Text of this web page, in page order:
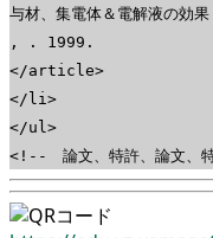
与材、集電体＆電解液の
, . 1999.
</article>
</li>
</ul>
<!-- 論文、特許、論文